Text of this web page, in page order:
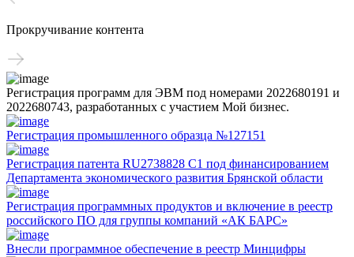
Прокручивание контента
Регистрация программ для ЭВМ под номерами 2022680191 и
2022680743, разработанных с участием Мой бизнес.
Регистрация промышленного образца №127151
Регистрация патента RU2738828 C1 под финансированием
Департамента экономического развития Брянской области
Регистрация программных продуктов и включение в реестр
российского ПО для группы компаний «АК БАРС»
Внесли программное обеспечение в реестр Минцифры